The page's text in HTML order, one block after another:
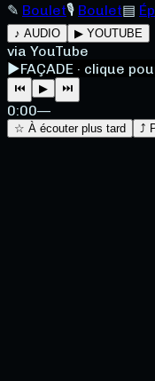
✎ Boulet🎙 Boulet▤
♪ AUDIO ▶ YOUTUBE
via YouTube
▶FAÇADE · clique
⏮ ▶ ⏭
0:00—
☆ À écouter plus tard ⤴